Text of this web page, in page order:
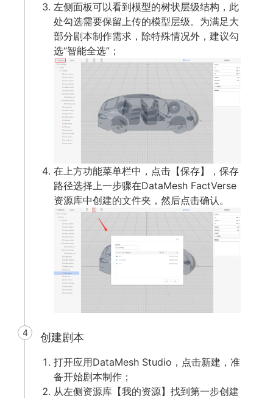
左侧面板可以看到模型的树状层级结构，此
处勾选需要保留上传的模型层级。为满足大
部分剧本制作需求，除特殊情况外，建议勾
选“智能全选”；
在上方功能菜单栏中，点击【保存】，保存
路径选择上一步骤在DataMesh FactVerse
资源库中创建的文件夹，然后点击确认。
4 创建剧本
打开应用DataMesh Studio，点击新建，准
备开始剧本制作；
从左侧资源库【我的资源】找到第一步创建